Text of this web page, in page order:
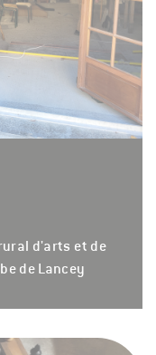
d'arts et de
de Lancey